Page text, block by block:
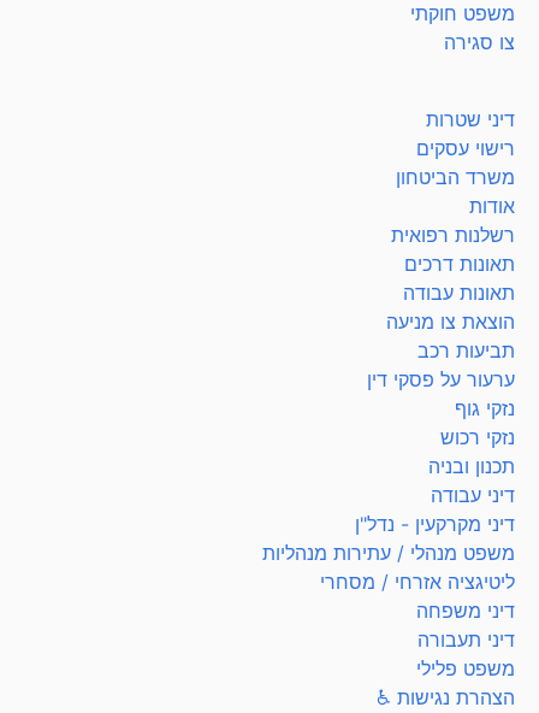
משפט חוקתי
צו סגירה
דיני שטרות
רישוי עסקים
משרד הביטחון
אודות
רשלנות רפואית
תאונות דרכים
תאונות עבודה
הוצאת צו מניעה
תביעות רכב
ערעור על פסקי דין
נזקי גוף
נזקי רכוש
תכנון ובניה
דיני עבודה
דיני מקרקעין - נדל"ן
משפט מנהלי / עתירות מנהליות
ליטיגציה אזרחי / מסחרי
דיני משפחה
דיני תעבורה
משפט פלילי
הצהרת נגישות ♿